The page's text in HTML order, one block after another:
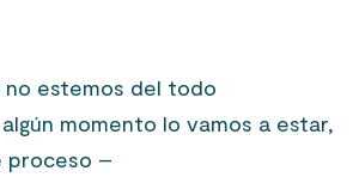
no estemos del todo
momento lo vamos a estar,
proceso –